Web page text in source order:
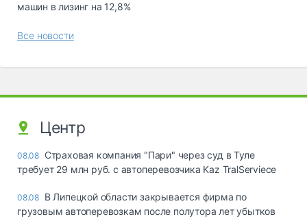
машин в лизинг на 12,8%
Все новости
Центр
08.08 Страховая компания "Пари" через суд в Туле
требует 29 млн руб. с автоперевозчика Kaz TralServiece
08.08 В Липецкой области закрывается фирма по
грузовым автоперевозкам после полутора лет убытков